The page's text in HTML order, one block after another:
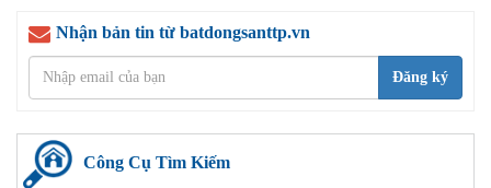
Nhận bản tin từ batdongsanttp.vn
Đăng ký
Công Cụ Tìm Kiếm